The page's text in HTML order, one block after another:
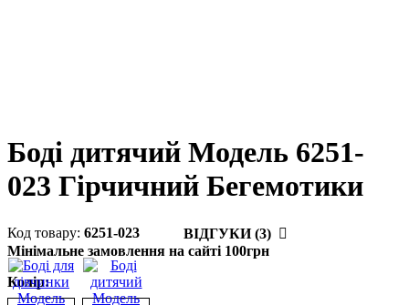
Боді дитячий Модель 6251-
023 Гірчичний Бегемотики
6251-023
ВІДГУКИ (3)
Мінімальне замовлення на сайті 100грн
Колір: